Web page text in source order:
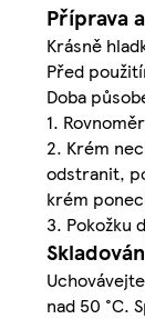
Příprava
Krásně
Před
Doba
1.
2. Krém
odstranit,
krém
3. Pokožku
nad 50 °C.